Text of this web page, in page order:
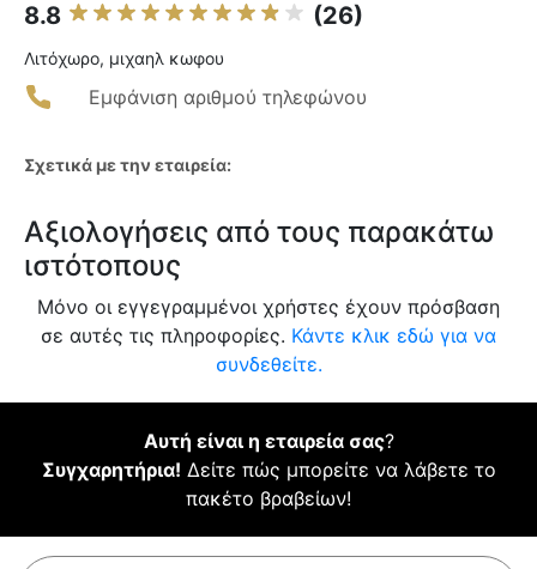
8.8 (26)
Λιτόχωρο, μιχαηλ κωφου
Εμφάνιση αριθμού τηλεφώνου
Σχετικά με την εταιρεία:
Αξιολογήσεις από τους παρακάτω
ιστότοπους
Μόνο οι εγγεγραμμένοι χρήστες έχουν πρόσβαση
σε αυτές τις πληροφορίες. Κάντε κλικ εδώ για να
συνδεθείτε.
Αυτή είναι η εταιρεία σας?
Συγχαρητήρια! Δείτε πώς μπορείτε να λάβετε το
πακέτο βραβείων!